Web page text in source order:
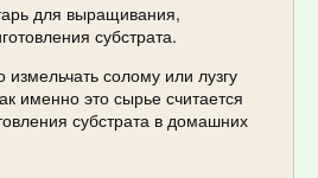
для выращивания,
субстрата.
солому или лузгу
именно это сырье считается
субстрата в домашних